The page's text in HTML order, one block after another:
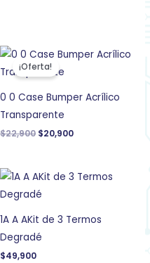
¡Oferta!
0 0 Case Bumper Acrílico
Transparente
$22,900
El
precio
original
$22,900.
$20,900
El
precio
$20,900.
1A A AKit de 3 Termos
Degradé
$49,900